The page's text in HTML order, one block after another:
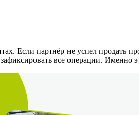
Если партнёр не успел продать
все операции. Именно